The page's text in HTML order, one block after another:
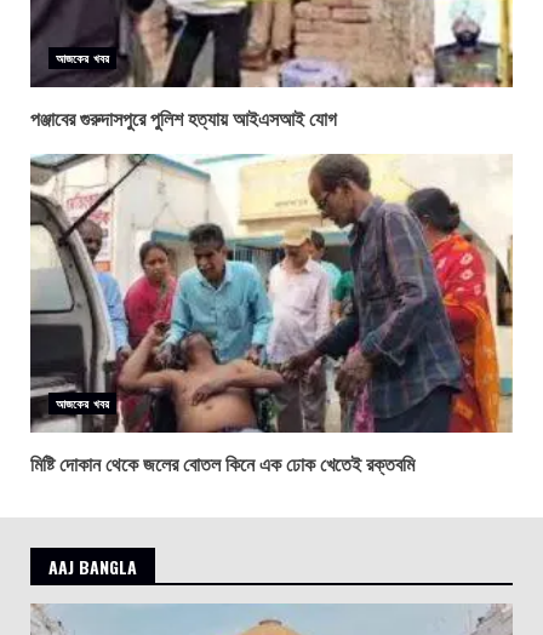
আজকের খবর
পঞ্জাবের গুরুদাসপুরে পুলিশ হত্যায় আইএসআই যোগ
আজকের খবর
মিষ্টি দোকান থেকে জলের বোতল কিনে এক ঢোক খেতেই রক্তবমি
AAJ BANGLA